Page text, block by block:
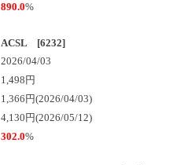
890.0%
ACSL [6232]
2026/04/03
1,498円
1,366円(2026/04/03)
4,130円(2026/05/12)
302.0%